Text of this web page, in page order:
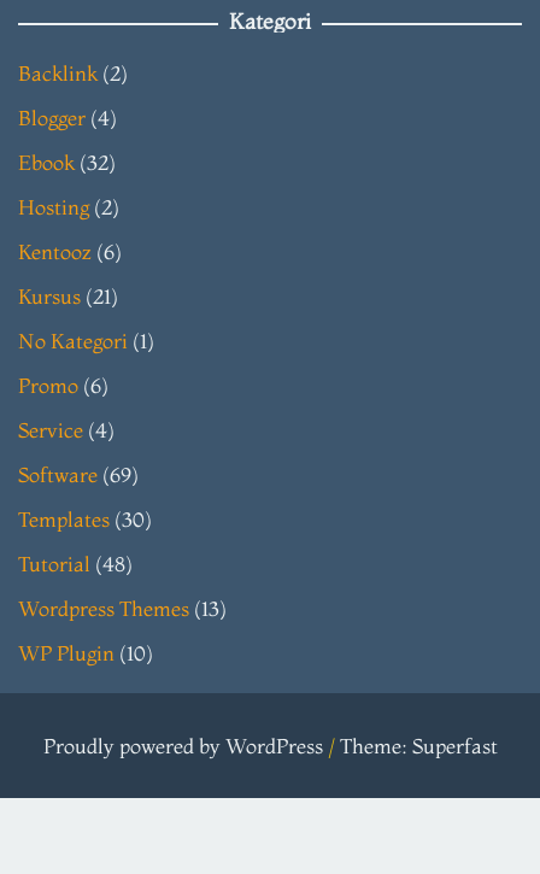
Kategori
Backlink (2)
Blogger (4)
Ebook (32)
Hosting(2)
Kentooz (6)
Kursus (21)
No Kategori (1)
Promo (6)
Service (4)
Software (69)
Templates (30)
Tutorial (48)
Wordpress Themes (13)
WP Plugin (10)
Proudly powered by WordPress /Theme: Superfast